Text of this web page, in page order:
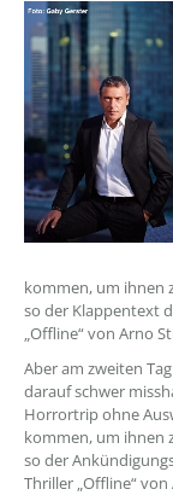
kommen, um ihnen
so der Klappentext
„Offline“ von Arno
Aber am zweiten
darauf schwer
Horrortrip ohne
kommen, um ihnen
so der
Thriller „Offline“